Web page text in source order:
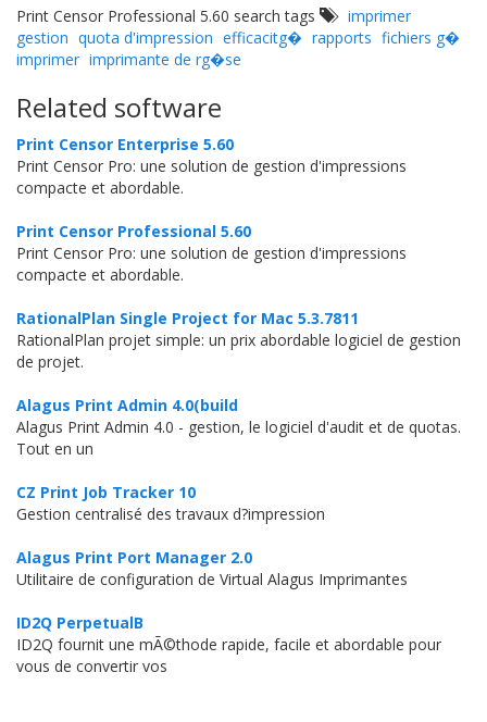
Print Censor Professional 5.60 search tags
imprimer
gestion quota d'impression efficacitg� rapports fichiers g�
imprimer imprimante de rg�se
Related software
Print Censor Enterprise 5.60
Print Censor Pro: une solution de gestion d'impressions
compacte et abordable.
Print Censor Professional 5.60
Print Censor Pro: une solution de gestion d'impressions
compacte et abordable.
RationalPlan Single Project for Mac 5.3.7811
RationalPlan projet simple: un prix abordable logiciel de gestion
de projet.
Alagus Print Admin 4.0(build
Alagus Print Admin 4.0 - gestion, le logiciel d'audit et de quotas.
Tout en un
CZ Print Job Tracker 10
Gestion centralisé des travaux d?impression
Alagus Print Port Manager 2.0
Utilitaire de configuration de Virtual Alagus Imprimantes
ID2Q PerpetualB
ID2Q fournit une mÃ©thode rapide, facile et abordable pour
vous de convertir vos